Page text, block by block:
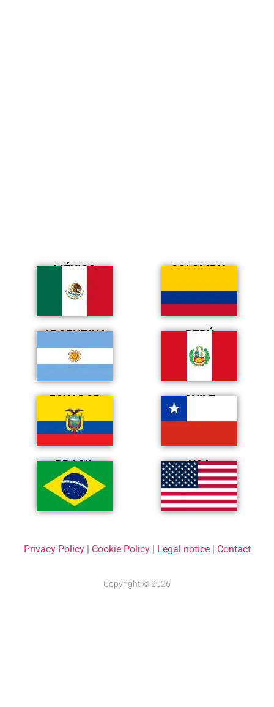
MÉXICO COLOMBIA
ARGENTINA PERÚ
ECUADOR CHILE
BRASIL USA
Privacy Policy| Cookie Policy| Legal notice| Contact
Copyright © 2026